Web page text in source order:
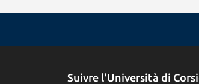
Suivre l'Università di